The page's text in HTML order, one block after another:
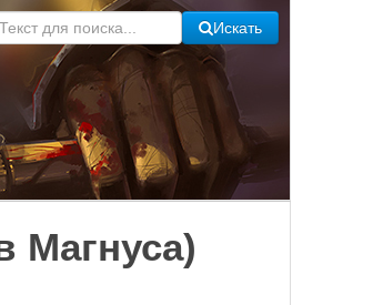
Искать
Магнуса)